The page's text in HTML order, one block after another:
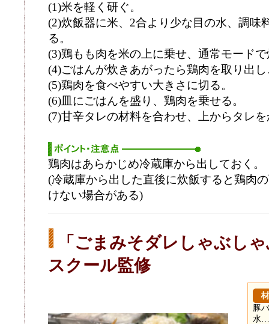
(1)米を軽く研ぐ。
(2)炊飯器に米、2合より少な目の水、調味
る。
(3)鶏もも肉を米の上に乗せ、通常モード
(4)ごはんが炊きあがったら鶏肉を取り出
(5)鶏肉を食べやすい大きさに切る。
(6)皿にごはんを盛り、鶏肉を乗せる。
(7)甘辛タレの材料を合わせ、上からタレ
鶏肉はあらかじめ冷蔵庫から出しておく。
(冷蔵庫から出した直後に炊飯すると鶏肉
けない場合がある)
「ごまみそダレしゃぶし
スクール監修
豚
水